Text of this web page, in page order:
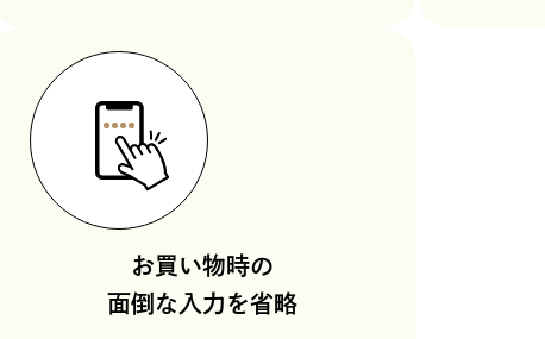
お買い物時の
面倒な入力を省略